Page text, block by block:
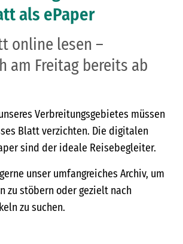
als ePaper
online lesen –
am Freitag bereits ab
Verbreitungsgebietes müssen
Blatt verzichten. Die digitalen
sind der ideale Reisebegleiter.
unser umfangreiches Archiv, um
zu stöbern oder gezielt nach
zu suchen.